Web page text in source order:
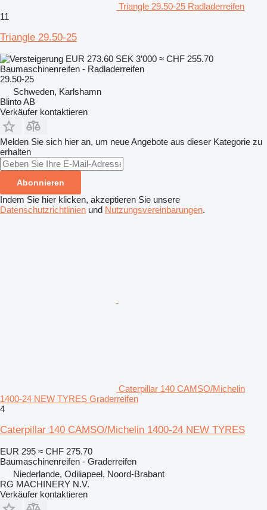
Triangle 29.50-25 Radladerreifen
11
Triangle 29.50-25
EUR 273.60 SEK 3’000 ≈ CHF 255.70
Baumaschinenreifen - Radladerreifen
29.50-25
Schweden, Karlshamn
Blinto AB
Verkäufer kontaktieren
Melden Sie sich hier an, um neue Angebote aus dieser Kategorie zu
erhalten
Abonnieren
Indem Sie hier klicken, akzeptieren Sie unsere
Datenschutzrichtlinien und Nutzungsvereinbarungen.
Caterpillar 140 CAMSO/Michelin
1400-24 NEW TYRES Graderreifen
4
Caterpillar 140 CAMSO/Michelin 1400-24 NEW TYRES
EUR 295 ≈ CHF 275.70
Baumaschinenreifen - Graderreifen
Niederlande, Odiliapeel, Noord-Brabant
RG MACHINERY N.V.
Verkäufer kontaktieren